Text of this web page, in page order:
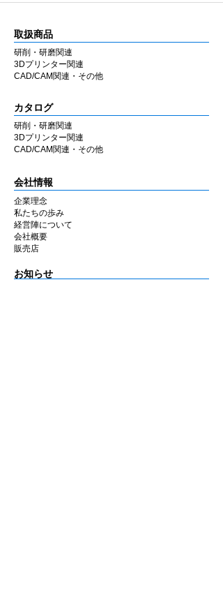
取扱商品
研削・研磨関連
3Dプリンター関連
CAD/CAM関連・その他
カタログ
研削・研磨関連
3Dプリンター関連
CAD/CAM関連・その他
会社情報
企業理念
私たちの歩み
​経営陣について
会社概要
​販売店
​お知らせ